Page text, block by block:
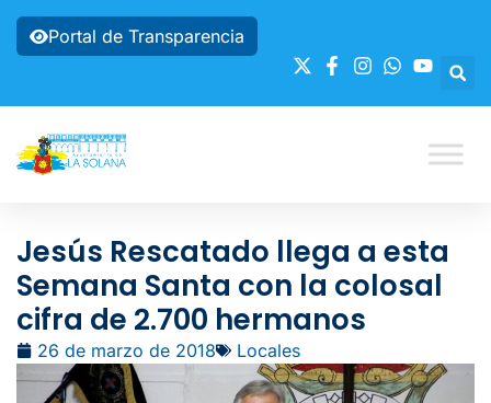
Portal de Transparencia
Jesús Rescatado llega a esta
Semana Santa con la colosal
cifra de 2.700 hermanos
26 de marzo de 2018 Locales